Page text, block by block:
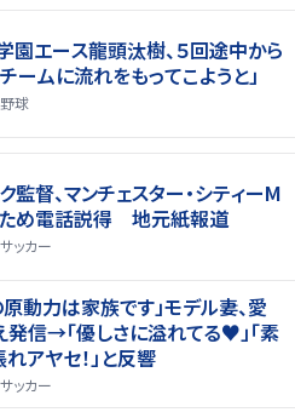
園エース龍頭汰樹、５回途中から
ームに流れをもってこようと」
野球
監督、マンチェスター・シティーM
ため電話説得 地元紙報道
サッカー
動力は家族です」モデル妻、愛
信→「優しさに溢れてる♥」「素
れアヤセ！」と反響
サッカー